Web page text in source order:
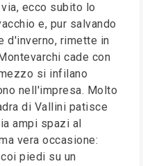
ecco subito lo
e, pur salvando
d'inverno, rimette in
cade con
si infilano
nell'impresa. Molto
di Vallini patisce
ampi spazi al
vera occasione:
piedi su un